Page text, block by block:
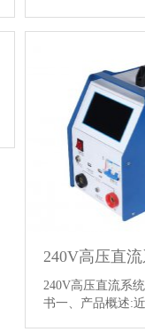
功能：被测电池
进行恒流放电的
能：放电结束后
能，让整流器对
240V高压直
240V高压直流系
书一、产品概述: